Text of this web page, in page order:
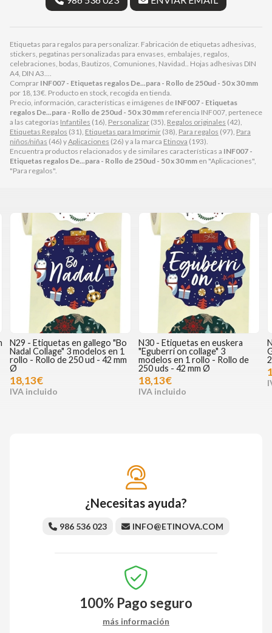
Etiquetas para regalos para personalizar. Fabricación de etiquetas adhesivas,
stickers, pegatinas personalizadas para envases, embalajes, regalos,
celebraciones, bodas, Bautizos, Comuniones, Navidad.. Hojas adhesivas DIN
A4, DIN A3....
Comprar INF007 - Etiquetas regalos De...para - Rollo de 250ud - 50 x 30 mm
por 18,13€ . Producto en stock, recogida en tienda.
Precio, información, características e imágenes de INF007 - Etiquetas
regalos De...para - Rollo de 250ud - 50 x 30 mm referencia INF007, pertenece
a las categorías Infantiles (16), Personalizar (35), Regalos originales (42),
Etiquetas Regalos (31), Etiquetas para Imprimir (38), Para regalos (97), Para
niños/niñas (46) yAplicaciones (26) y a la marca Etinova (193).
Encuentra productos relacionados y de similares características a INF007 -
Etiquetas regalos De...para - Rollo de 250ud - 50 x 30 mm en "Aplicaciones",
"Para regalos".
N29 - Etiquetas en gallego "Bo
Nadal Collage" 3 modelos en 1
rollo - Rollo de 250 ud - 42 mm
Ø
18,13€
N30 - Etiquetas en euskera
"Eguberri on collage" 3
modelos en 1 rollo - Rollo de
250 uds - 42 mm Ø
18,13€
¿Necesitas ayuda?
986 536 023 INFO@ETINOVA.COM
100% Pago seguro
más información